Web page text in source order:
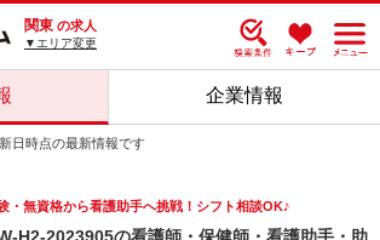
関東 の求人
▼エリア変更
企業情報
日時点の最新情報です
無資格から看護助手へ挑戦！シフト相談OK♪